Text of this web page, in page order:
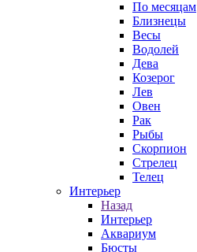
По месяцам
Близнецы
Весы
Водолей
Дева
Козерог
Лев
Овен
Рак
Рыбы
Скорпион
Стрелец
Телец
Интерьер
Назад
Интерьер
Аквариум
Бюсты